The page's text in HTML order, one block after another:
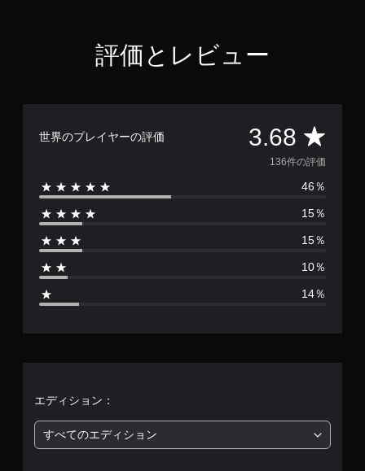
評価とレビュー
世界のプレイヤーの評価 3.68 評
価
数
は
3
評
136件の評価
46％
15％
15％
10％
14％
エディション：
すべてのエディション